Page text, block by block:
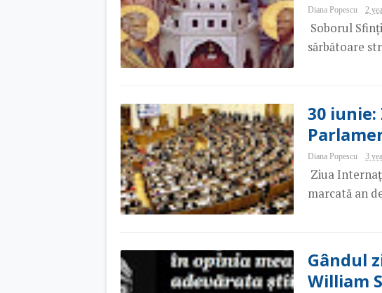
Diana Popescu 2
Soborul
sărbătoare
30
Diana Popescu 3
Ziua
marcată an
Gândul
William